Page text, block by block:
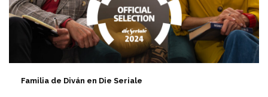
Familia de Diván en Die Seriale